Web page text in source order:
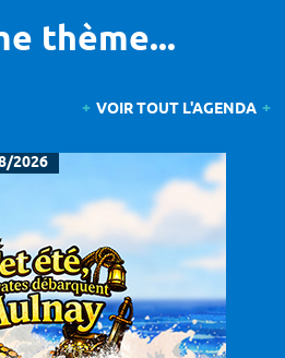
thème...
VOIR TOUT L'AGENDA
2026